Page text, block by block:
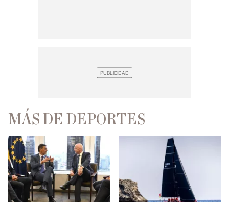
MÁS DE DEPORTES